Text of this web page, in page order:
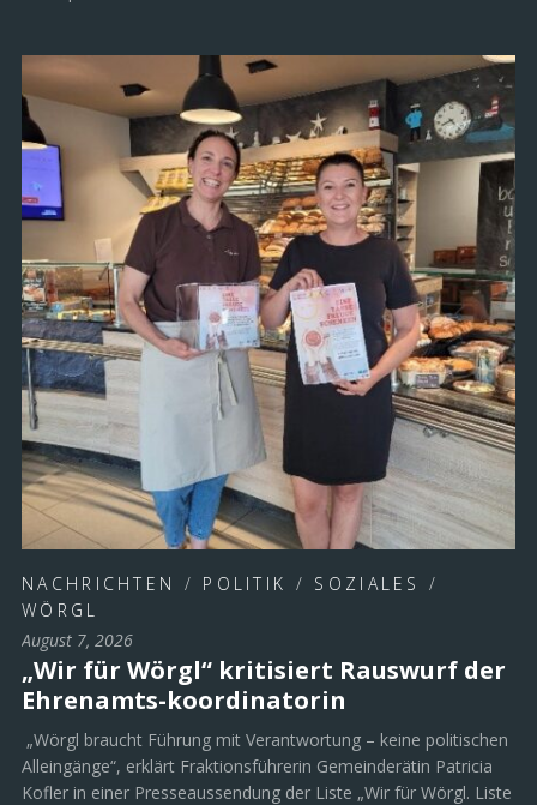
NACHRICHTEN / POLITIK / SOZIALES
/
WÖRGL
August 7, 2026
„Wir für Wörgl“ kritisiert Rauswurf der
Ehrenamts-koordinatorin
„Wörgl braucht Führung mit Verantwortung – keine politischen
Alleingänge“, erklärt Fraktionsführerin Gemeinderätin Patricia
Kofler in einer Presseaussendung der Liste „Wir für Wörgl. Liste